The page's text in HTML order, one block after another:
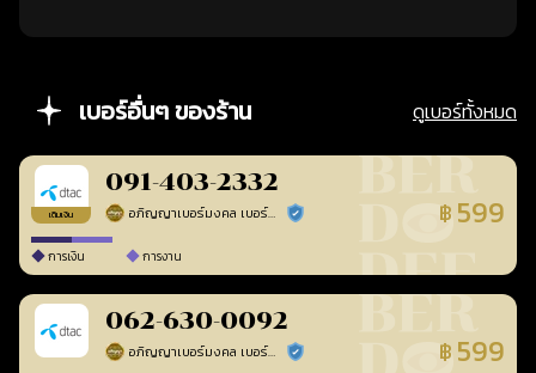
เบอร์อื่นๆ ของร้าน ดูเบอร์ทั้งหมด
เติมเงิน
091-403-2332
อภิญญาเบอร์มงคล เบอร์สวยเลขศาสตร์ ร้านยืนยันแล้ว ฿ 599
การเงิน การงาน
062-630-0092
อภิญญาเบอร์มงคล เบอร์สวยเลขศาสตร์ ร้านยืนยันแล้ว ฿ 599